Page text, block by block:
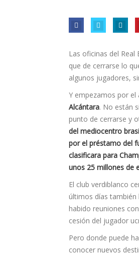
Las oficinas del
que de cerrarse lo
algunos jugadores,
Y empezamos por
Alcántara. No están
punto de cerrarse y
del mediocentro
por el préstamo del
clasificara para
unos 25 millones de
El club verdiblanco
últimos días
habido reuniones
cesión del jugador
Pero donde puede
conocer nuevos